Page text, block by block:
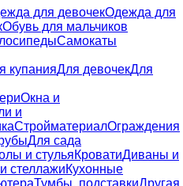
для девочекОдежда для
Обувь для мальчиков
Самокаты
купанияДля девочекДля
Окна и
и
СтройматериалОграждения
Для сада
и стульяКроватиДиваны и
стеллажиКухонные
Тумбы, подставкиДругая